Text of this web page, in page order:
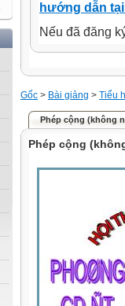
hướng dẫn
Nếu đã đăng
Gốc > Bài giảng > Tiểu
Phép cộng (không
Phép cộng